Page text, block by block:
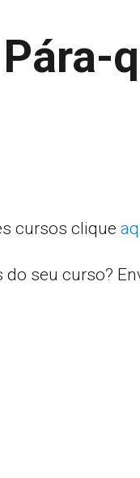
cursos clique
seu curso?